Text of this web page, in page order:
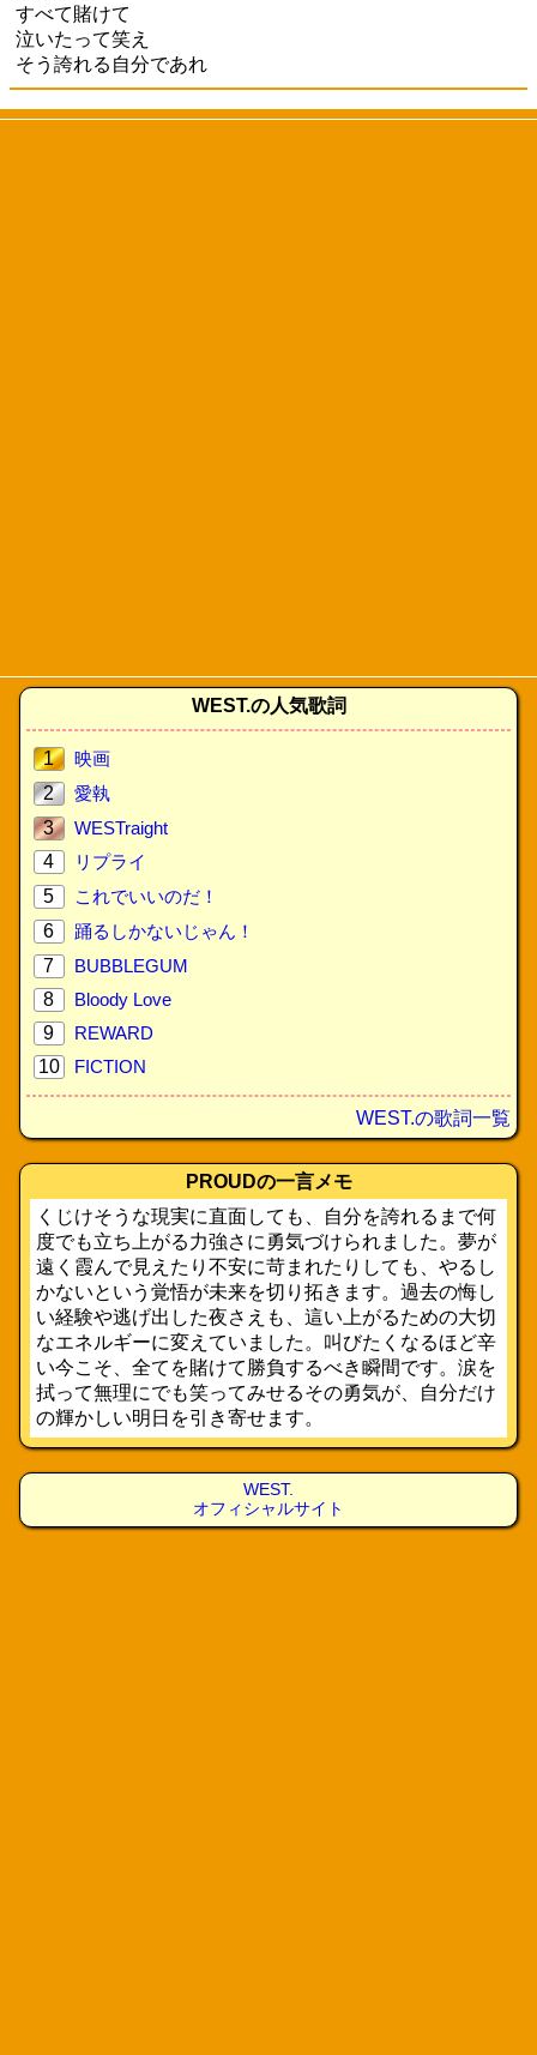
すべて賭けて
泣いたって笑え
そう誇れる自分であれ
WEST.の人気歌詞
1
映画
2
愛執
3
WESTraight
4
リプライ
5
これでいいのだ！
6
踊るしかないじゃん！
7
BUBBLEGUM
8
Bloody Love
9
REWARD
10
FICTION
WEST.の歌詞一覧
PROUDの一言メモ
くじけそうな現実に直面しても、自分を誇れるまで何
度でも立ち上がる力強さに勇気づけられました。夢が
遠く霞んで見えたり不安に苛まれたりしても、やるし
かないという覚悟が未来を切り拓きます。過去の悔し
い経験や逃げ出した夜さえも、這い上がるための大切
なエネルギーに変えていました。叫びたくなるほど辛
い今こそ、全てを賭けて勝負するべき瞬間です。涙を
拭って無理にでも笑ってみせるその勇気が、自分だけ
の輝かしい明日を引き寄せます。
WEST.
オフィシャルサイト